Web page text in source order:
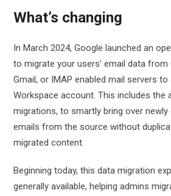
What’s changing
In March 2024, Google launched an
to migrate your users’ email data from
Gmail, or IMAP enabled mail servers
Workspace account. This includes the
migrations, to smartly bring over
emails from the source without
migrated content.
Beginning today, this data migration
generally available, helping admins